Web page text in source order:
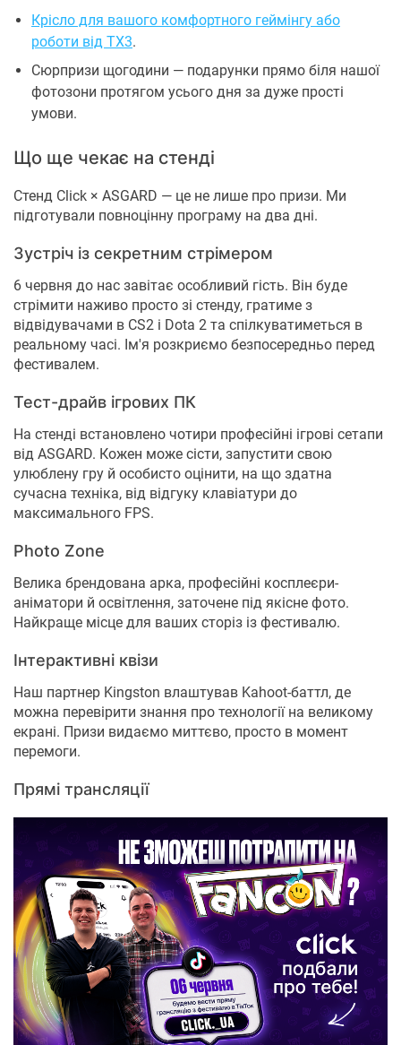
Крісло для вашого комфортного геймінгу або
роботи від TX3.
Сюрпризи щогодини — подарунки прямо біля нашої
фотозони протягом усього дня за дуже прості
умови.
Що ще чекає на стенді
Стенд Click × ASGARD — це не лише про призи. Ми
підготували повноцінну програму на два дні.
Зустріч із секретним стрімером
6 червня до нас завітає особливий гість. Він буде
стрімити наживо просто зі стенду, гратиме з
відвідувачами в CS2 і Dota 2 та спілкуватиметься в
реальному часі. Ім'я розкриємо безпосередньо перед
фестивалем.
Тест-драйв ігрових ПК
На стенді встановлено чотири професійні ігрові сетапи
від ASGARD. Кожен може сісти, запустити свою
улюблену гру й особисто оцінити, на що здатна
сучасна техніка, від відгуку клавіатури до
максимального FPS.
Photo Zone
Велика брендована арка, професійні косплеєри-
аніматори й освітлення, заточене під якісне фото.
Найкраще місце для ваших сторіз із фестивалю.
Інтерактивні квізи
Наш партнер Kingston влаштував Kahoot-баттл, де
можна перевірити знання про технології на великому
екрані. Призи видаємо миттєво, просто в момент
перемоги.
Прямі трансляції